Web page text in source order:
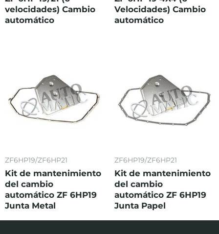
velocidades) Cambio
automático
Velocidades) Cambio
automático
ZF6HP19/ZF6HP21
Kit de mantenimiento
del cambio
automático ZF 6HP19
Junta Metal
ZF6HP19/ZF6HP21
Kit de mantenimiento
del cambio
automático ZF 6HP19
Junta Papel